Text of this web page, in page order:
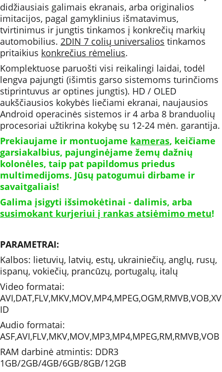
didžiausiais galimais ekranais, arba originalios
imitacijos, pagal gamyklinius išmatavimus,
tvirtinimus ir jungtis tinkamos į konkrečių markių
automobilius. 2DIN 7 colių universalios tinkamos
pritaikius konkrečius rėmelius.
Komplektuose paruošti visi reikalingi laidai, todėl
lengva pajungti (išimtis garso sistemoms turinčioms
stiprintuvus ar optines jungtis). HD / OLED
aukščiausios kokybės liečiami ekranai, naujausios
Android operacinės sistemos ir 4 arba 8 branduolių
procesoriai užtikrina kokybę su 12-24 mėn. garantija.
Prekiaujame ir montuojame kameras, keičiame
garsiakalbius, pajunginėjame žemų dažnių
kolonėles, taip pat papildomus priedus
multimedijoms. Jūsų patogumui dirbame ir
savaitgaliais!
Galima įsigyti išsimokėtinai - dalimis, arba
susimokant kurjeriui į rankas atsiėmimo metu!
PARAMETRAI:
Kalbos: lietuvių, latvių, estų, ukrainiečių, anglų, rusų,
ispanų, vokiečių, prancūzų, portugalų, italų
Video formatai:
AVI,DAT,FLV,MKV,MOV,MP4,MPEG,OGM,RMVB,VOB,XV
ID
Audio formatai:
ASF,AVI,FLV,MKV,MOV,MP3,MP4,MPEG,RM,RMVB,VOB
RAM darbinė atmintis: DDR3
1GB/2GB/4GB/6GB/8GB/12GB